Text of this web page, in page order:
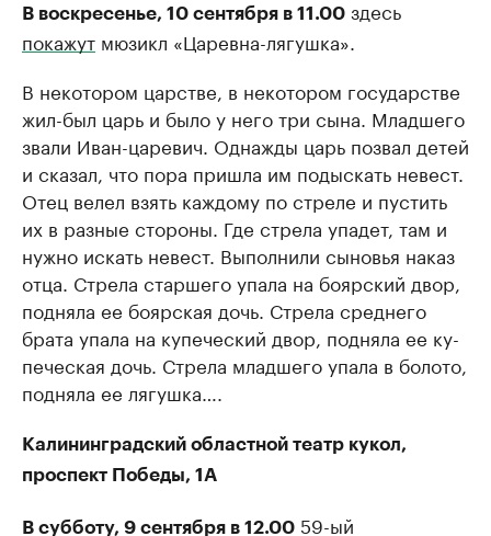
В воскресенье, 10 сентября в 11.00 здесь
покажут мюзикл «Царевна-лягушка».
В некотором царстве, в некотором государстве
жил-был царь и было у него три сына. Младшего
звали Иван-царевич. Однажды царь позвал де­тей
и сказал, что пора пришла им подыскать не­вест.
Отец велел взять каждому по стреле и пус­тить
их в разные стороны. Где стрела упадет, там и
нужно искать невест. Выполнили сыновья на­каз
отца. Стрела старшего упала на боярский двор,
подняла ее боярская дочь. Стрела среднего
брата упала на купеческий двор, подняла ее ку­
печеская дочь. Стрела младшего упала в болото,
подняла ее лягушка….
Калининградский областной театр кукол,
проспект Победы, 1А
В субботу, 9 сентября в 12.00 59-ый